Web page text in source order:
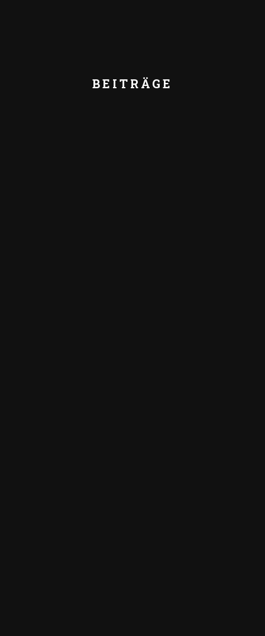
BEITRÄGE